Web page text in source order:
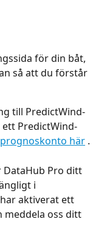
för din båt,
så att du förstår
till PredictWind-
PredictWind-
här .
DataHub Pro ditt
i
aktiverat ett
meddela oss ditt